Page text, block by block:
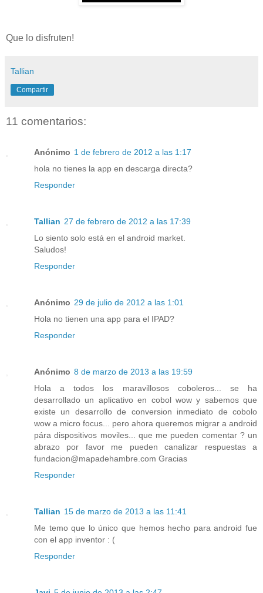
Que lo disfruten!
Tallian
Compartir
11 comentarios:
Anónimo 1 de febrero de 2012 a las 1:17
hola no tienes la app en descarga directa?
Responder
Tallian 27 de febrero de 2012 a las 17:39
Lo siento solo está en el android market.
Saludos!
Responder
Anónimo 29 de julio de 2012 a las 1:01
Hola no tienen una app para el IPAD?
Responder
Anónimo 8 de marzo de 2013 a las 19:59
Hola a todos los maravillosos coboleros... se ha
desarrollado un aplicativo en cobol wow y sabemos que
existe un desarrollo de conversion inmediato de cobolo
wow a micro focus... pero ahora queremos migrar a android
pára dispositivos moviles... que me pueden comentar ? un
abrazo por favor me pueden canalizar respuestas a
fundacion@mapadehambre.com Gracias
Responder
Tallian 15 de marzo de 2013 a las 11:41
Me temo que lo único que hemos hecho para android fue
con el app inventor : (
Responder